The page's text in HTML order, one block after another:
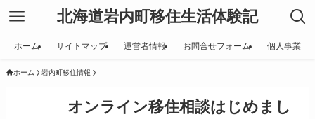
北海道岩内町移住生活体験記
ホーム サイトマップ 運営者情報 お問合せフォーム 個人事業
ホーム 岩内町移住情報
オンライン移住相談はじめまし